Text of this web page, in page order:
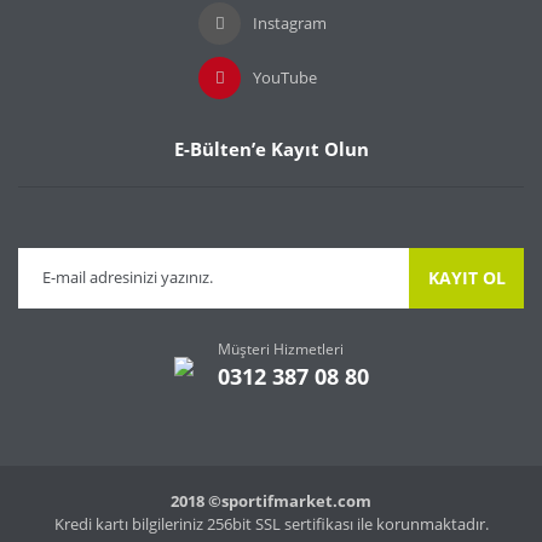
Instagram
YouTube
E-Bülten’e Kayıt Olun
KAYIT OL
Müşteri Hizmetleri
0312 387 08 80
2018 ©sportifmarket.com
Kredi kartı bilgileriniz 256bit SSL sertifikası ile korunmaktadır.